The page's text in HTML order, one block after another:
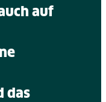
auf
das